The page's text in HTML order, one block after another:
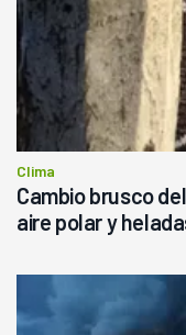
Clima
Cambio brusco
aire polar y